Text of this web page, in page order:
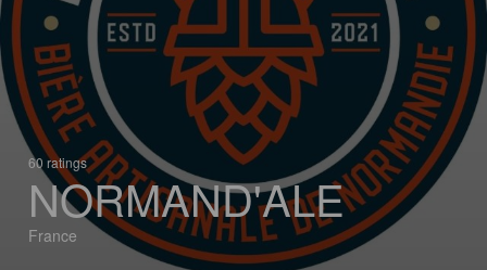
60 ratings
NORMAND'ALE
France